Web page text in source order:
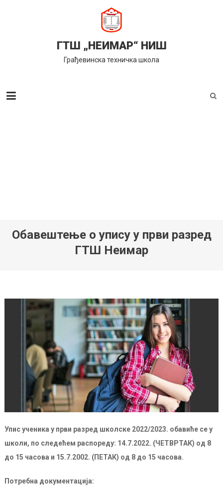
ГТШ „НЕИМАР“ НИШ
Грађевинска техничка школа
Обавештење о упису у први разред
ГТШ Неимар
Упис ученика у први разред школске 2022/2023. обавиће се у
школи, по следећем распореду: 14.7.2022. (ЧЕТВРТАК) од 8
до 15 часова и 15.7.2002. (ПЕТАК) од 8 до 15 часова.
Потребна документација: